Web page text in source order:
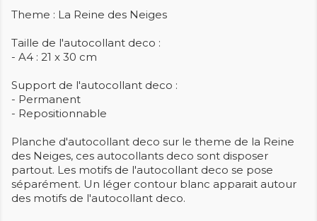
Theme : La Reine des Neiges
Taille de l'autocollant deco :
- A4 : 21 x 30 cm
Support de l'autocollant deco :
- Permanent
- Repositionnable
Planche d'autocollant deco sur le theme de la Reine
des Neiges, ces autocollants deco sont disposer
partout. Les motifs de l'autocollant deco se pose
séparément. Un léger contour blanc apparait autour
des motifs de l'autocollant deco.